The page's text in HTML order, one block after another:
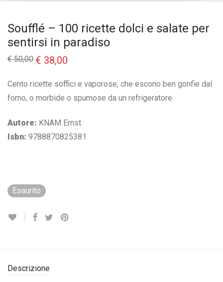
Soufflé – 100 ricette dolci e salate per
sentirsi in paradiso
€50,00 Il
prezzo
era:
€ 38,00
è:
€ 38,00.
Cento ricette soffici e vaporose, che escono ben gonfie dal
forno, o morbide o spumose da un refrigeratore.
Autore: KNAM Ernst
Isbn: 9788870825381
Esaurito
Descrizione